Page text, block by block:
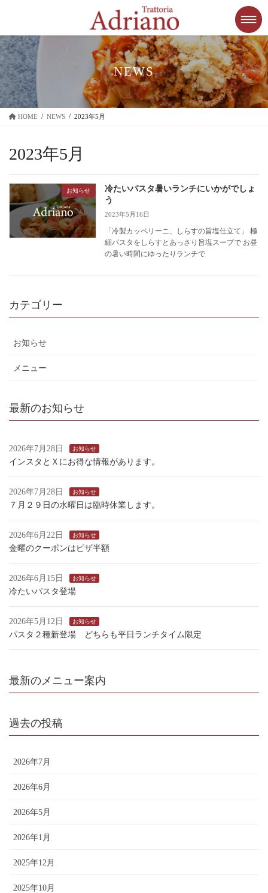
ン
ツ
に
移
動
ー
シ
ョ
ン
に
移
NEWS
HOME NEWS 2023年5月
2023年5月
お知らせ
冷たいパスタ暑いランチにいかがでしょ
う
2023年5月16日
「冷製カッペリーニ、しらすの旨塩仕立て」 極
細パスタをしらすとあっさり旨塩スープで お昼
の暑い時間にゆったりランチで
カテゴリー
お知らせ
メニュー
最新のお知らせ
2026年7月28日 お知らせ
インスタとＸにお得な情報があります。
2026年7月28日 お知らせ
７月２９日の水曜日は臨時休業します。
2026年6月22日 お知らせ
金曜のクーポンはピザ半額
2026年6月15日 お知らせ
冷たいパスタ登場
2026年5月12日 お知らせ
パスタ２種新登場 どちらも平日ランチタイム限定
最新のメニュー案内
過去の投稿
2026年7月
2026年6月
2026年5月
2026年1月
2025年12月
2025年10月